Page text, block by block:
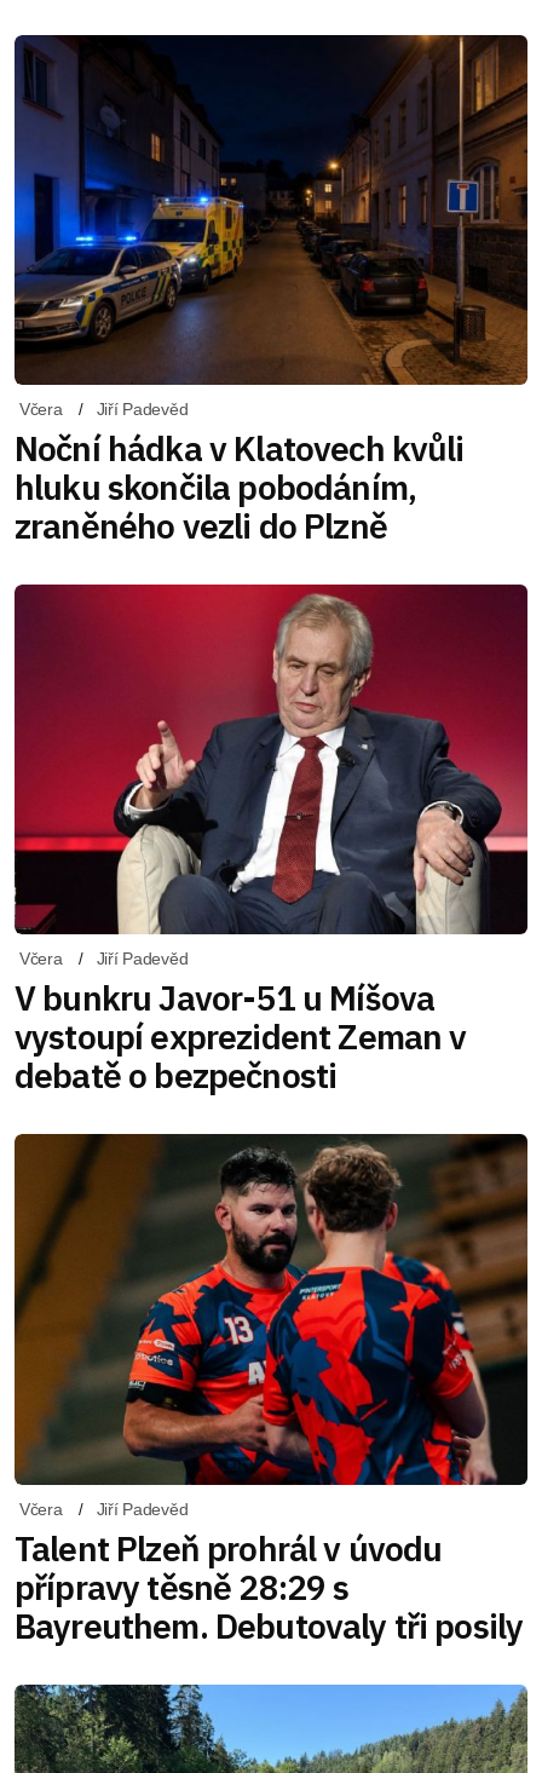
Včera Jiří Padevěd
Noční hádka v Klatovech kvůli
hluku skončila pobodáním,
zraněného vezli do Plzně
Včera Jiří Padevěd
V bunkru Javor-51 u Míšova
vystoupí exprezident Zeman v
debatě o bezpečnosti
Včera Jiří Padevěd
Talent Plzeň prohrál v úvodu
přípravy těsně 28:29 s
Bayreuthem. Debutovaly tři posily